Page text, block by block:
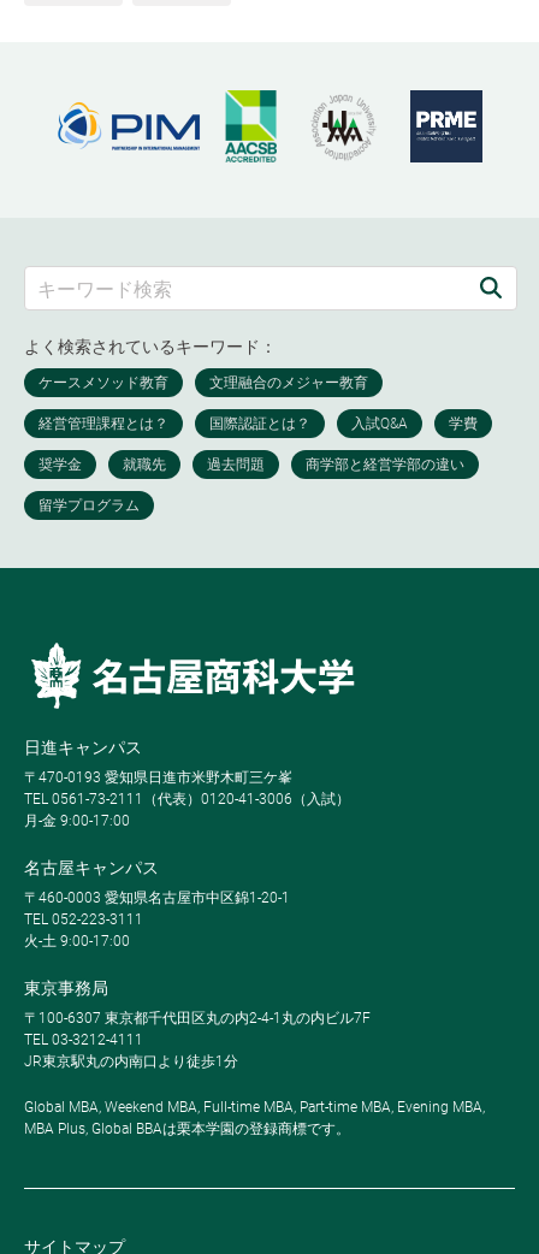
よく検索されているキーワード：
日進キャンパス
〒470-0193 愛知県日進市米野木町三ケ峯
TEL 0561-73-2111（代表）0120-41-3006（入試）
月-金 9:00-17:00
名古屋キャンパス
〒460-0003 愛知県名古屋市中区錦1-20-1
TEL 052-223-3111
火-土 9:00-17:00
東京事務局
〒100-6307 東京都千代田区丸の内2-4-1丸の内ビル7F
TEL 03-3212-4111
JR東京駅丸の内南口より徒歩1分
Global MBA, Weekend MBA, Full-time MBA, Part-time MBA, Evening MBA,
MBA Plus, Global BBAは栗本学園の登録商標です。
サイトマップ